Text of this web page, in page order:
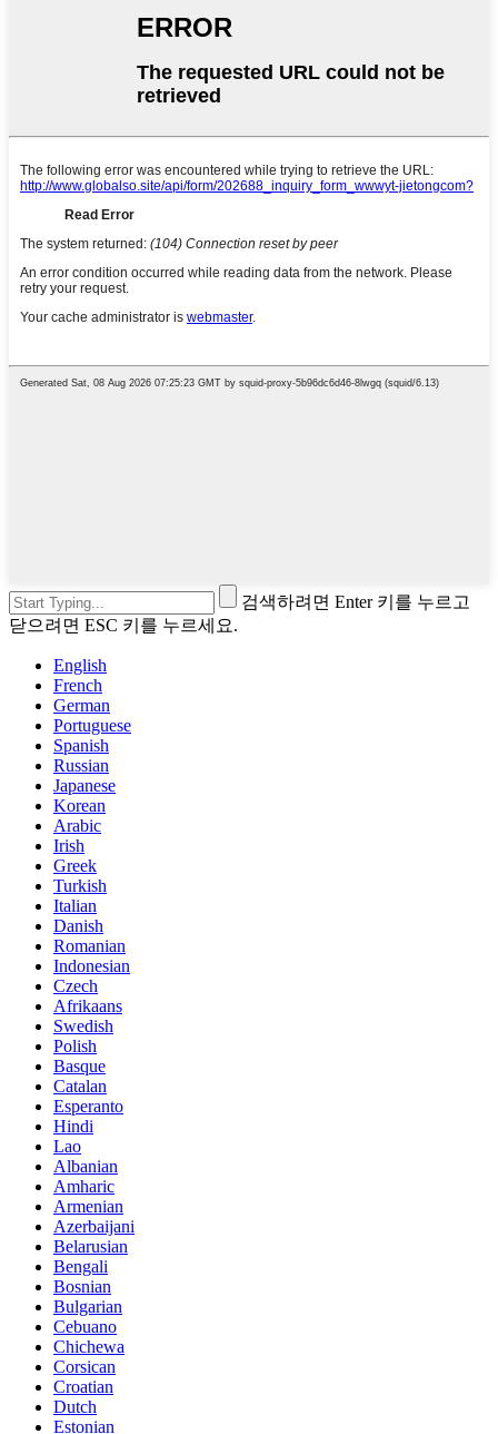
검색하려면 Enter 키를 누르고
닫으려면 ESC 키를 누르세요.
English
French
German
Portuguese
Spanish
Russian
Japanese
Korean
Arabic
Irish
Greek
Turkish
Italian
Danish
Romanian
Indonesian
Czech
Afrikaans
Swedish
Polish
Basque
Catalan
Esperanto
Hindi
Lao
Albanian
Amharic
Armenian
Azerbaijani
Belarusian
Bengali
Bosnian
Bulgarian
Cebuano
Chichewa
Corsican
Croatian
Dutch
Estonian